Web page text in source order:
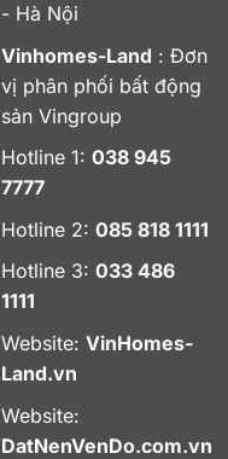
- Hà Nội
Vinhomes-Land : Đơn
vị phân phối bất động
sản Vingroup
Hotline 1: 038 945
7777
Hotline 2: 085 818 1111
Hotline 3: 033 486
1111
Website: VinHomes-
Land.vn
Website:
DatNenVenDo.com.vn